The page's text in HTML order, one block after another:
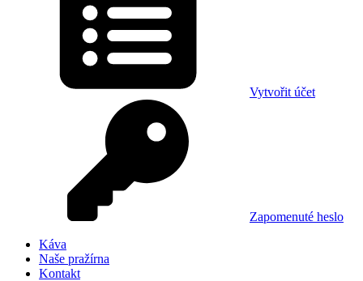
Vytvořit účet
Zapomenuté heslo
Káva
Naše pražírna
Kontakt